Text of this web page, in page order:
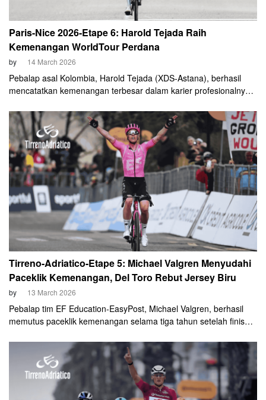
Paris-Nice 2026-Etape 6: Harold Tejada Raih
Kemenangan WorldTour Perdana
by 14 March 2026
Pebalap asal Kolombia, Harold Tejada (XDS-Astana), berhasil
mencatatkan kemenangan terbesar dalam karier profesionalnya
2026.
Tirreno-Adriatico-Etape 5: Michael Valgren Menyudahi
Paceklik Kemenangan, Del Toro Rebut Jersey Biru
by 13 March 2026
Pebalap tim EF Education-EasyPost, Michael Valgren, berhasil
memutus paceklik kemenangan selama tiga tahun setelah finis
13 Maret 2026.